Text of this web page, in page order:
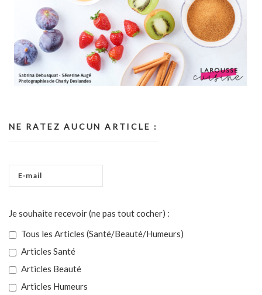
NE RATEZ AUCUN ARTICLE :
Je souhaite recevoir (ne pas tout cocher) :
Tous les Articles (Santé/Beauté/Humeurs)
Articles Santé
Articles Beauté
Articles Humeurs